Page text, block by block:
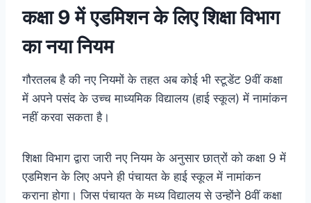
कक्षा 9 में एडमिशन के लिए शिक्षा विभाग
का नया नियम
गौरतलब है की नए नियमों के तहत अब कोई भी स्टूडेंट 9वीं कक्षा
में अपने पसंद के उच्च माध्यमिक विद्यालय (हाई स्कूल) में नामांकन
नहीं करवा सकता है।
शिक्षा विभाग द्वारा जारी नए नियम के अनुसार छात्रों को कक्षा 9 में
एडमिशन के लिए अपने ही पंचायत के हाई स्कूल में नामांकन
कराना होगा। जिस पंचायत के मध्य विद्यालय से उन्होंने 8वीं कक्षा